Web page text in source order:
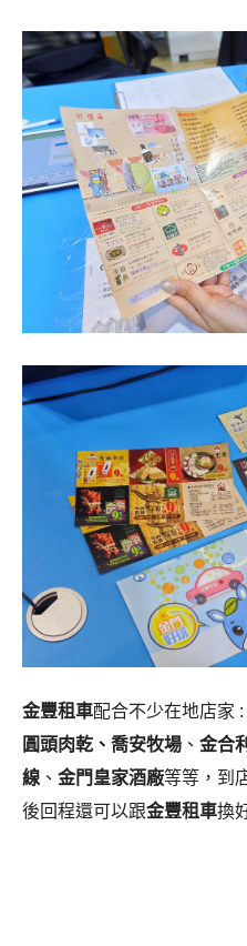
金豐租車配合不少在地店家 :
圓頭肉乾、喬安牧場 、 金合
線 、 金門皇家酒廠等等，到
後回程還可以跟金豐租車換